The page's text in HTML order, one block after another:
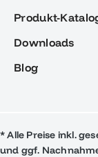
Produkt-
Downloads
Blog
* Alle Preise inkl.
und ggf.